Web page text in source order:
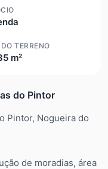
TERRENO
m²
do Pintor
Pintor, Nogueira do
de moradias, área